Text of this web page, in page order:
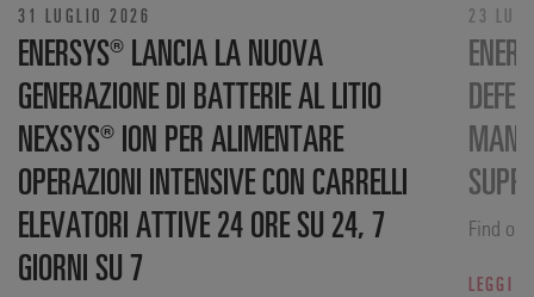
31 LUGLIO 2026
ENERSYS® LANCIA LA NUOVA
GENERAZIONE DI BATTERIE AL LITIO
NEXSYS® ION PER ALIMENTARE
OPERAZIONI INTENSIVE CON CARRELLI
ELEVATORI ATTIVE 24 ORE SU 24, 7
GIORNI SU 7
23
Find
LEGGI